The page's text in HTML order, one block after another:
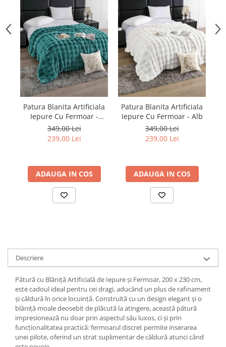
Patura Blanita Artificiala
Iepure Cu Fermoar -
Turcoaz
349,00 Lei
239,00 Lei
ADAUGA IN COS
Patura Blanita Artificiala
Iepure Cu Fermoar - Alb
349,00 Lei
239,00 Lei
ADAUGA IN COS
Descriere
Pătură cu Blăniță Artificială de Iepure și Fermoar, 200 x 230 cm,
este cadoul ideal pentru cei dragi, aducând un plus de rafinament
și căldură în orice locuință. Construită cu un design elegant și o
blăniță moale deosebit de plăcută la atingere, această pătură
impresionează nu doar prin aspectul său luxos, ci și prin
funcționalitatea practică: fermoarul discret permite inserarea
unei pilote, oferind un strat suplimentar de căldură atunci când